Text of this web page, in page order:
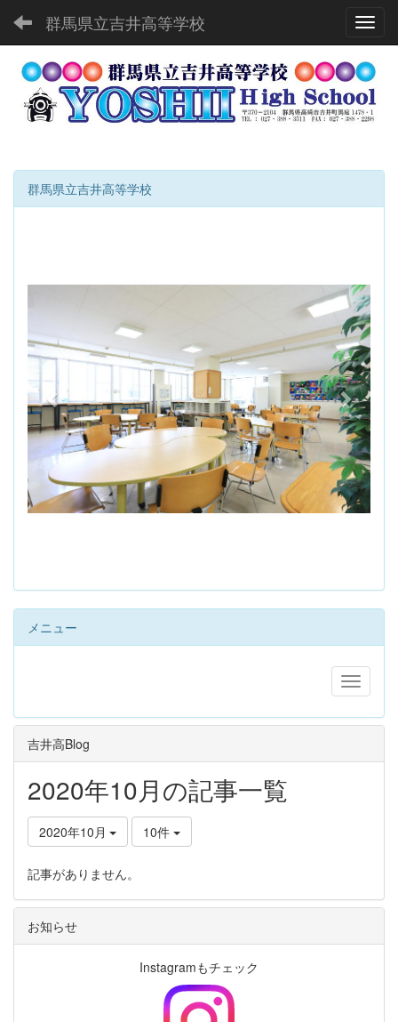
群馬県立吉井高等学校
群馬県立吉井高等学校
e
o
u
s
x
t
メニュー
吉井高Blog
2020年10月の記事一覧
2020年10月 10件
記事がありません。
お知らせ
Instagramもチェック